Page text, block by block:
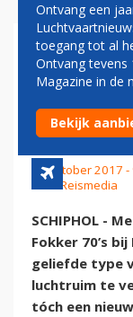
FOKKER
UIT BIJ
30 oktober 2017
Foto: Reismedia
SCHIPHOL -
Fokker 70’s
geliefde type
luchtruim te
tóch een
Ontvang een
toegang tot al
Ontvang tevens
Magazine in de
Bekijk